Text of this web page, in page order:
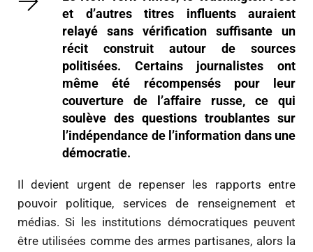
et d’autres titres influents auraient
relayé sans vérification suffisante un
récit construit autour de sources
politisées. Certains journalistes ont
même été récompensés pour leur
couverture de l’affaire russe, ce qui
soulève des questions troublantes sur
l’indépendance de l’information dans une
démocratie.
Il devient urgent de repenser les rapports entre
pouvoir politique, services de renseignement et
médias. Si les institutions démocratiques peuvent
être utilisées comme des armes partisanes, alors la